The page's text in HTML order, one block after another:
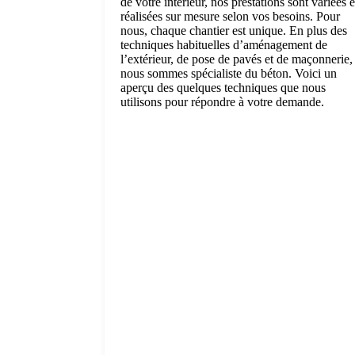
réalisées sur mesure selon vos besoins. Pour
nous, chaque chantier est unique. En plus des
techniques habituelles d’aménagement de
l’extérieur, de pose de pavés et de maçonnerie,
nous sommes spécialiste du béton. Voici un
aperçu des quelques techniques que nous
utilisons pour répondre à votre demande.